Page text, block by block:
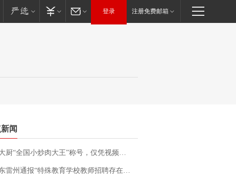
登录 注册免费邮箱
闻
“全国小炒肉大王”称号，仅凭视频评出？中国烹饪协会回应
州通报“特殊教育学校教师招聘存在违规行为”：已启动问责程序 副校长被停职